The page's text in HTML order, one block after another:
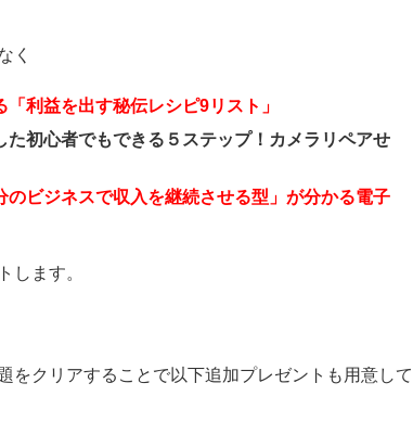
く
利益を出す秘伝レシピ9リスト」
た初心者でもできる５ステップ！カメラリペアせ
のビジネスで収入を継続させる型」が分かる電子
します。
をクリアすることで以下追加プレゼントも用意して